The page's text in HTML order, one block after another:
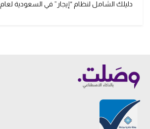
دليلك الشامل لنظام “إيجار” في السعودية لعام 2026